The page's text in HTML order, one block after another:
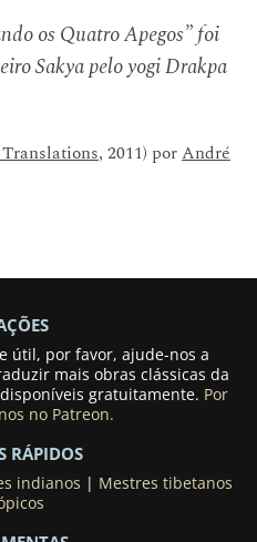
os Quatro Apegos” foi
Sakya pelo yogi Drakpa
, 2011) porAndré
útil, por favor, ajude-nos a
mais obras clássicas da
gratuitamente. Por
no Patreon.
RÁPIDOS
indianos
Mestres tibetanos